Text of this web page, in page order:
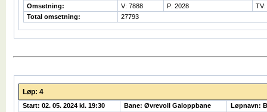
Omsetning:
V: 7888 P: 2028
TV:
Total omsetning:
27793
Løp: 4
Start: 02. 05. 2024 kl. 19:30 Bane: Øvrevoll Galoppbane
Løpnavn: